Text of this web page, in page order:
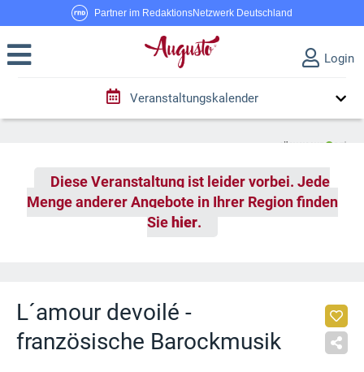
Partner im RedaktionsNetzwerk Deutschland
Login
Veranstaltungskalender
Diese Veranstaltung ist leider vorbei. Jede
Menge anderer Angebote in Ihrer Region finden
Sie hier.
L´amour devoilé -
französische Barockmusik